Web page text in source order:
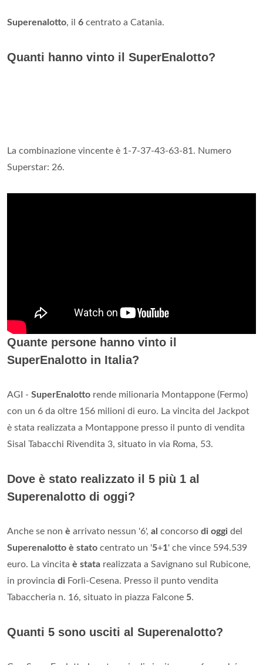
Superenalotto, il 6 centrato a Catania.
Quanti hanno vinto il SuperEnalotto?
La combinazione vincente è 1-7-37-43-63-81. Numero
Superstar: 26.
Quante persone hanno vinto il
SuperEnalotto in Italia?
AGI - SuperEnalotto rende milionaria Montappone (Fermo)
con un 6 da oltre 156 milioni di euro. La vincita del Jackpot
è stata realizzata a Montappone presso il punto di vendita
Sisal Tabacchi Rivendita 3, situato in via Roma, 53.
Dove è stato realizzato il 5 più 1 al
Superenalotto di oggi?
Anche se non è arrivato nessun '6', al concorso di oggi del
Superenalotto è stato centrato un '5+1' che vince 594.539
euro. La vincita è stata realizzata a Savignano sul Rubicone,
in provincia di Forlì-Cesena. Presso il punto vendita
Tabaccheria n. 16, situato in piazza Falcone 5.
Quanti 5 sono usciti al Superenalotto?